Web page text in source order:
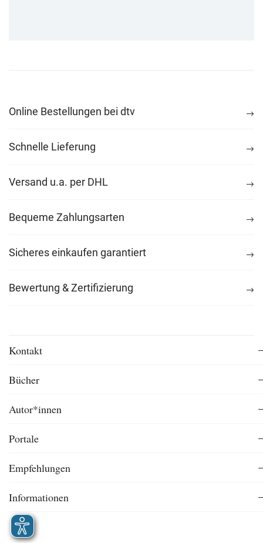
Online Bestellungen bei dtv
Schnelle Lieferung
Versand u.a. per DHL
Bequeme Zahlungsarten
Sicheres einkaufen garantiert
Bewertung & Zertifizierung
Kontakt
Bücher
Autor*innen
Portale
Empfehlungen
Informationen